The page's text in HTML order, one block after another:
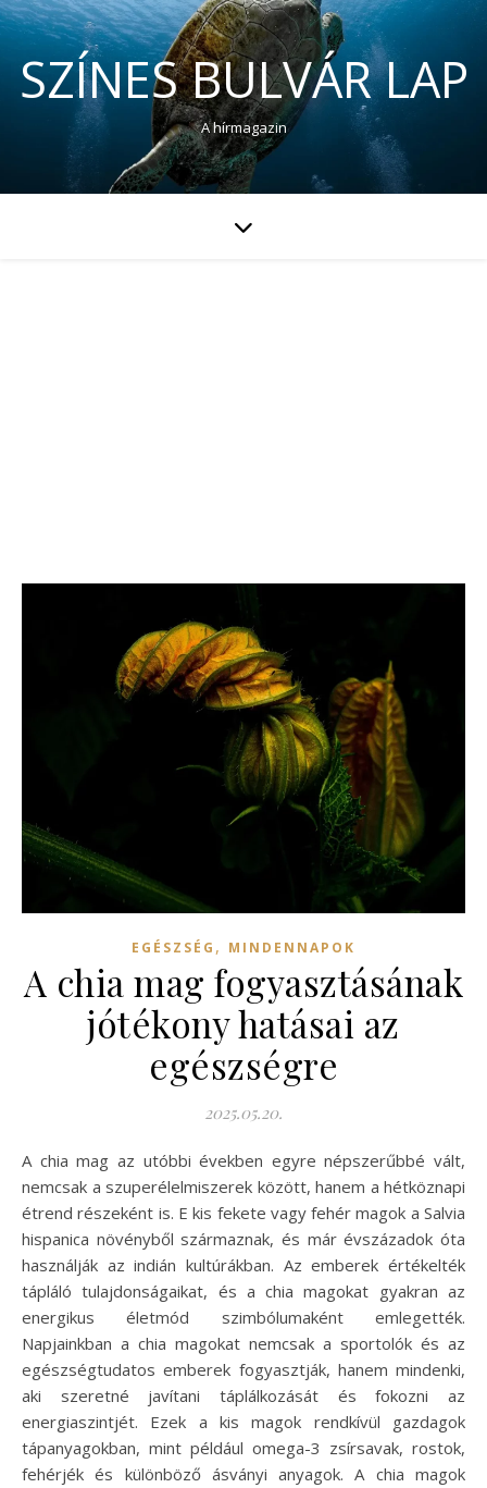
SZÍNES BULVÁR LAP
A hírmagazin
EGÉSZSÉG , MINDENNAPOK
A chia mag fogyasztásának
jótékony hatásai az
egészségre
2025.05.20.
A chia mag az utóbbi években egyre népszerűbbé vált,
nemcsak a szuperélelmiszerek között, hanem a hétköznapi
étrend részeként is. E kis fekete vagy fehér magok a Salvia
hispanica növényből származnak, és már évszázadok óta
használják az indián kultúrákban. Az emberek értékelték
tápláló tulajdonságaikat, és a chia magokat gyakran az
energikus életmód szimbólumaként emlegették.
Napjainkban a chia magokat nemcsak a sportolók és az
egészségtudatos emberek fogyasztják, hanem mindenki,
aki szeretné javítani táplálkozását és fokozni az
energiaszintjét. Ezek a kis magok rendkívül gazdagok
tápanyagokban, mint például omega-3 zsírsavak, rostok,
fehérjék és különböző ásványi anyagok. A chia magok